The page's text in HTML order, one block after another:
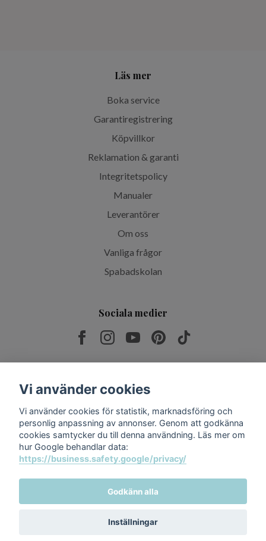
Läs mer
Boka service
Garantiregistrering
Köpvillkor
Reklamation & garanti
Integritetspolicy
Manualer
Leverantörer
Om oss
Vanliga frågor
Spabadskolan
Sociala medier
Prenumerera på vårt nyhetsbrev
Prenumerera
© 2026 Relax & Spabad
Vi använder cookies
Vi använder cookies för statistik, marknadsföring och
personlig anpassning av annonser. Genom att godkänna
cookies samtycker du till denna användning. Läs mer om
hur Google behandlar data:
https://business.safety.google/privacy/
Godkänn alla
Inställningar